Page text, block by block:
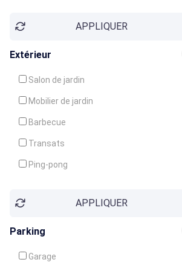
Balcon / Terrasse
APPLIQUER
Extérieur
Salon de jardin
Mobilier de jardin
Barbecue
Transats
Ping-pong
Jeux d'enfantsAPPLIQUER
Parking
Garage